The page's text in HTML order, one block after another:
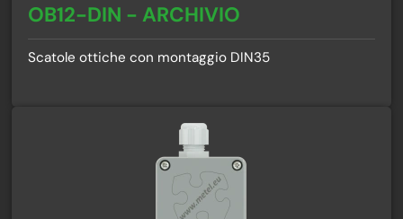
OB12-DIN - ARCHIVIO
Scatole ottiche con montaggio DIN35